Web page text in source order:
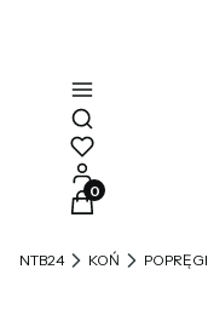
Otwórz
Produkty w
NTB24 KOŃ POPRĘGI